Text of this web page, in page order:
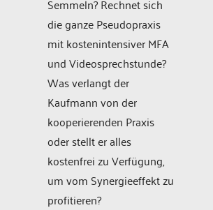
Semmeln? Rechnet sich
die ganze Pseudopraxis
mit kostenintensiver MFA
und Videosprechstunde?
Was verlangt der
Kaufmann von der
kooperierenden Praxis
oder stellt er alles
kostenfrei zu Verfügung,
um vom Synergieeffekt zu
profitieren?